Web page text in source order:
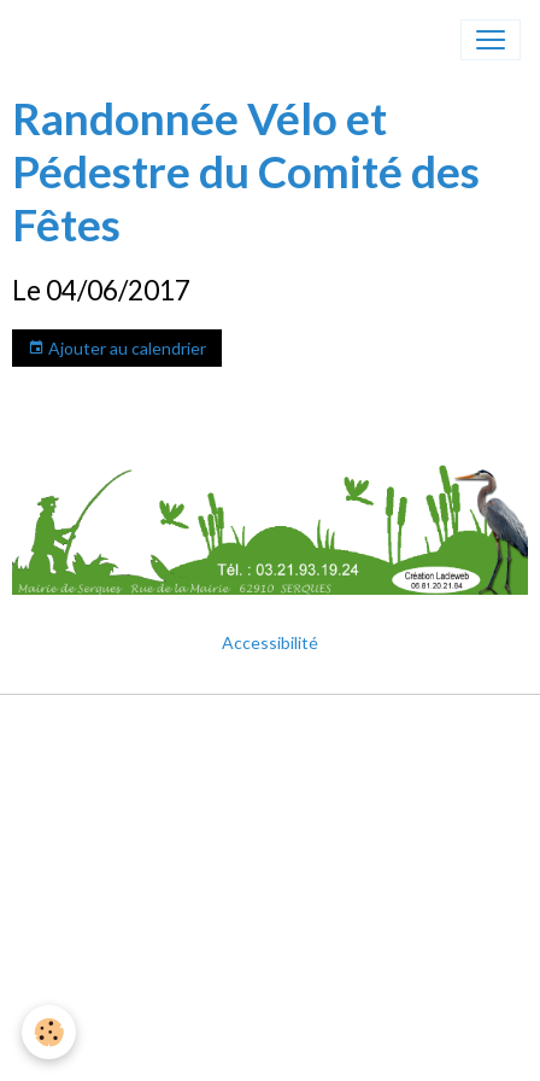
Randonnée Vélo et
Pédestre du Comité des
Fêtes
Le 04/06/2017
Ajouter au calendrier
Accessibilité